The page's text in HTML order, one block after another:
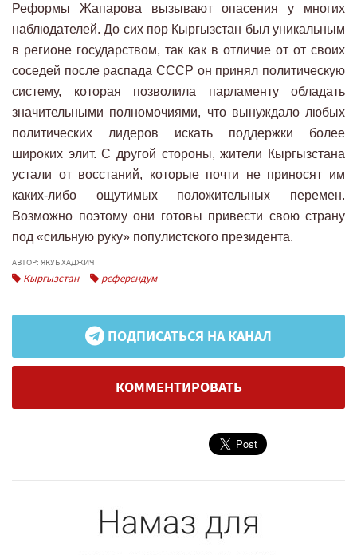
Реформы Жапарова вызывают опасения у многих
наблюдателей. До сих пор Кыргызстан был уникальным
в регионе государством, так как в отличие от от своих
соседей после распада СССР он принял политическую
систему, которая позволила парламенту обладать
значительными полномочиями, что вынуждало любых
политических лидеров искать поддержки более
широких элит. С другой стороны, жители Кыргызстана
устали от восстаний, которые почти не приносят им
каких-либо ощутимых положительных перемен.
Возможно поэтому они готовы привести свою страну
под «сильную руку» популистского президента.
АВТОР: ЯКУБ ХАДЖИЧ
Кыргызстан референдум
ПОДПИСАТЬСЯ НА КАНАЛ
КОММЕНТИРОВАТЬ